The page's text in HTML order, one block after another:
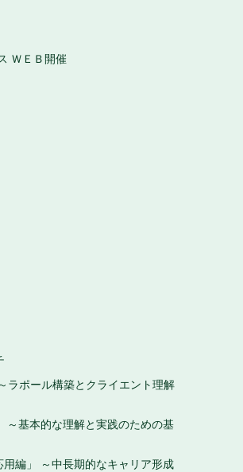
ＷＥＢ開催
ラポール構築とクライエント理解
～基本的な理解と実践のための基
用編」 ～中長期的なキャリア形成